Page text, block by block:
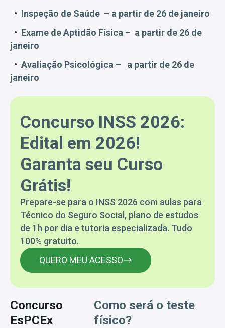
Inspeção de Saúde – a partir de 26 de janeiro
Exame de Aptidão Física – a partir de 26 de
janeiro
Avaliação Psicológica – a partir de 26 de
janeiro
Concurso INSS 2026:
Edital em 2026!
Garanta seu Curso
Grátis!
Prepare-se para o INSS 2026 com aulas para
Técnico do Seguro Social, plano de estudos
de 1h por dia e tutoria especializada. Tudo
100% gratuito.
QUERO MEU ACESSO
Concurso
EsPCEx
Como será o teste
físico?